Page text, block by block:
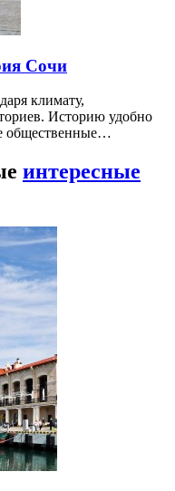
Сочи
климату,
Историю удобно
общественные…
интересные